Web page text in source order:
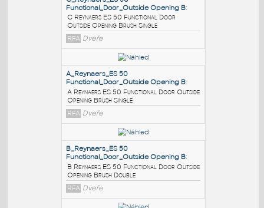
PODOBNÉ BLOKY
C_Reynaers_ES 50
Functional_Door_Outside Opening B
C Reynaers ES 50 Functional Door
Outside Opening Brush Single
RFA Dveře
A_Reynaers_ES 50
Functional_Door_Outside Opening B